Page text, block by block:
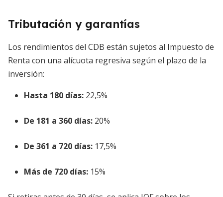
Tributación y garantías
Los rendimientos del CDB están sujetos al Impuesto de
Renta con una alícuota regresiva según el plazo de la
inversión:
Hasta 180 días: 22,5%
De 181 a 360 días: 20%
De 361 a 720 días: 17,5%
Más de 720 días: 15%